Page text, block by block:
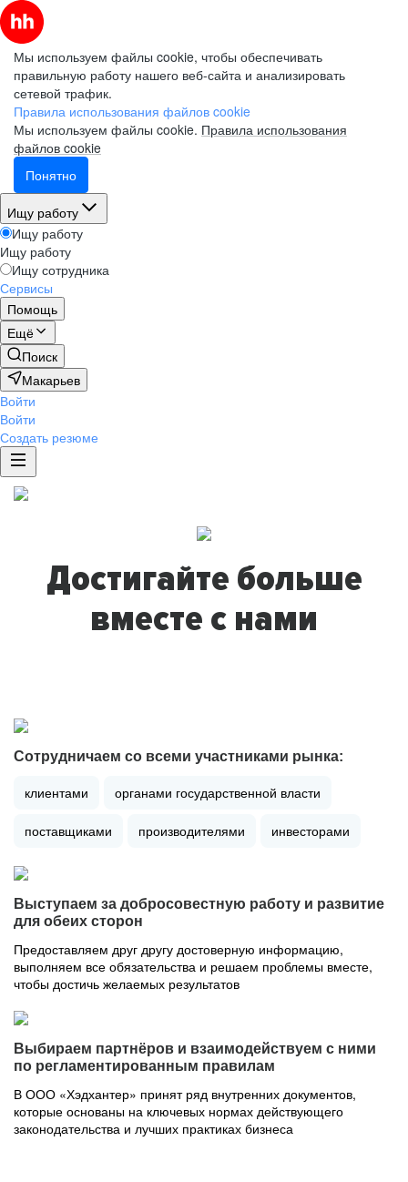
Мы используем файлы cookie, чтобы обеспечивать
правильную работу нашего веб-сайта и анализировать
сетевой трафик.
Правила использования файлов cookie
Мы используем файлы cookie. Правила использования
файлов cookie
Понятно
Ищу работу
Ищу работу
Ищу работу
Ищу сотрудника
Сервисы
Помощь
Ещё
Поиск
Макарьев
Войти
Войти
Создать резюме
Достигайте больше
вместе с нами
Сотрудничаем со всеми участниками рынка:
клиентами органами государственной власти
поставщиками производителями инвесторами
Выступаем за добросовестную работу и развитие
для обеих сторон
Предоставляем друг другу достоверную информацию,
выполняем все обязательства и решаем проблемы вместе,
чтобы достичь желаемых результатов
Выбираем партнёров и взаимодействуем с ними
по регламентированным правилам
В ООО «Хэдхантер» принят ряд внутренних документов,
которые основаны на ключевых нормах действующего
законодательства и лучших практиках бизнеса